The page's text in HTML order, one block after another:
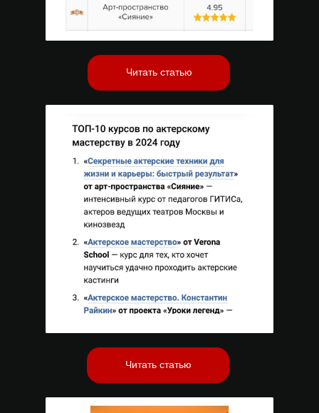
Читать статью
Читать статью